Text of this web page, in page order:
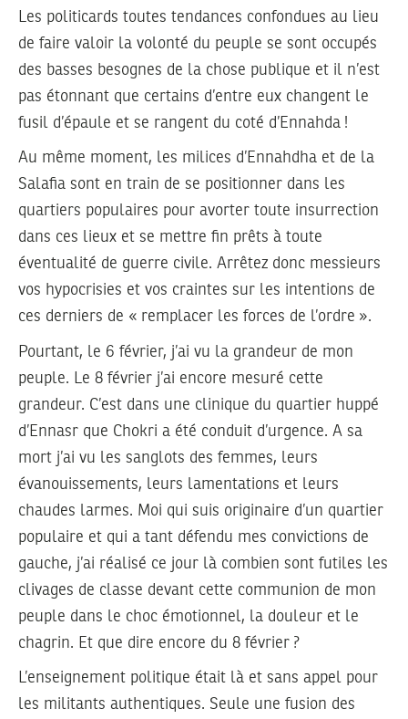
Les politicards toutes tendances confondues au lieu
de faire valoir la volonté du peuple se sont occupés
des basses besognes de la chose publique et il n’est
pas étonnant que certains d’entre eux changent le
fusil d’épaule et se rangent du coté d’Ennahda !
Au même moment, les milices d’Ennahdha et de la
Salafia sont en train de se positionner dans les
quartiers populaires pour avorter toute insurrection
dans ces lieux et se mettre fin prêts à toute
éventualité de guerre civile. Arrêtez donc messieurs
vos hypocrisies et vos craintes sur les intentions de
ces derniers de « remplacer les forces de l’ordre ».
Pourtant, le 6 février, j’ai vu la grandeur de mon
peuple. Le 8 février j’ai encore mesuré cette
grandeur. C’est dans une clinique du quartier huppé
d’Ennasr que Chokri a été conduit d’urgence. A sa
mort j’ai vu les sanglots des femmes, leurs
évanouissements, leurs lamentations et leurs
chaudes larmes. Moi qui suis originaire d’un quartier
populaire et qui a tant défendu mes convictions de
gauche, j’ai réalisé ce jour là combien sont futiles les
clivages de classe devant cette communion de mon
peuple dans le choc émotionnel, la douleur et le
chagrin. Et que dire encore du 8 février ?
L’enseignement politique était là et sans appel pour
les militants authentiques. Seule une fusion des